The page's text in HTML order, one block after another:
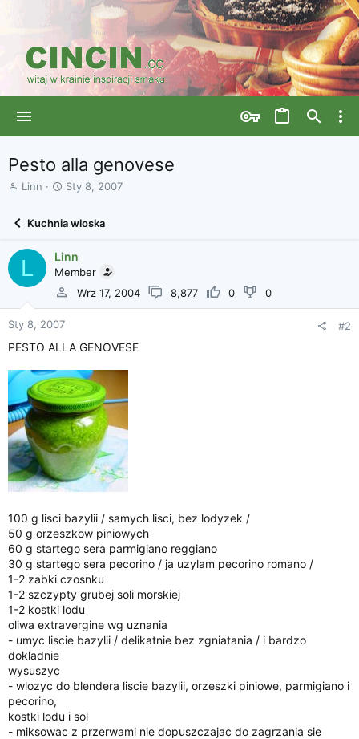
Pesto alla genovese
A
w
ą
t
Linn
D
a
o
z
o
ę
i
a
Sty 8, 2007
Kuchnia wloska
L Linn
Member
Wrz 17, 2004
8,877 0 0
Sty 8, 2007 #2
PESTO ALLA GENOVESE
100 g lisci bazylii / samych lisci, bez lodyzek /
50 g orzeszkow piniowych
60 g startego sera parmigiano reggiano
30 g startego sera pecorino / ja uzylam pecorino romano /
1-2 zabki czosnku
1-2 szczypty grubej soli morskiej
1-2 kostki lodu
oliwa extravergine wg uznania
- umyc liscie bazylii / delikatnie bez zgniatania / i bardzo
dokladnie
wysuszyc
- wlozyc do blendera liscie bazylii, orzeszki piniowe, parmigiano i
pecorino,
kostki lodu i sol
- miksowac z przerwami nie dopuszczajac do zagrzania sie